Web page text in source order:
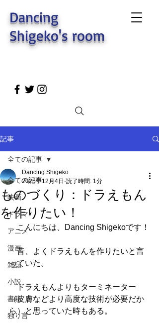
Dancing
Shigeko's room
記事
全ての記事
映画
ドラマ
アニメ
漫画
雑誌
小説
書籍
独り言
全ての記事
ものづくり：ドラえもん
を作りたい！
Dancing Shigeko
2025年12月4日 読了時間: 1分
こんにちは、Dancing Shigekoです！
昔、よくドラえもんを作りたいと言
っていた。
ドラえもんよりもターミネーター
（皮膚などより高度な技術が必要だか
ら）と思っていた時もある。